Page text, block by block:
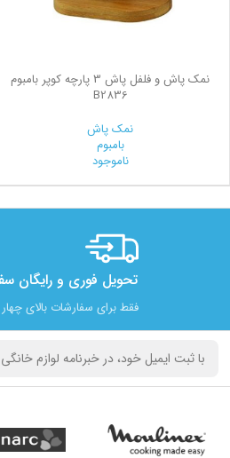
نمک پاش و فلفل پاش 3 پارچه کوپر بامبوم
B2836
نمک پاش
بامبوم
ناموجود
تحویل فوری و رایگان
فقط برای سفارشات بالای